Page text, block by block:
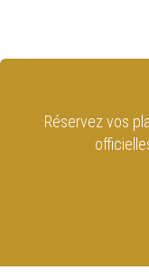
Réservez vos